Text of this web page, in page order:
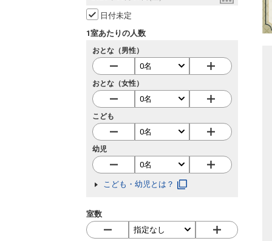
日付未定
1室あたりの人数
おとな（男性）
おとな（女性）
こども
幼児
こども・幼児とは？
室数